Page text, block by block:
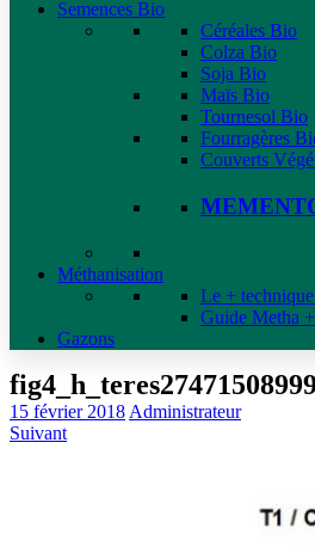
Semences Bio
Céréales Bio
Colza Bio
Soja Bio
Maïs Bio
Tournesol Bio
Fourragères
Couverts
Méthanisation
Le +
Guide Metha +
Gazons
15 février 2018 Administrateur
Suivant